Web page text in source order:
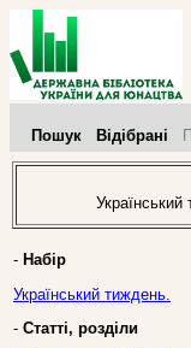
Пошук Відібрані
- Набір
Український тиждень.
- Статті, розділи